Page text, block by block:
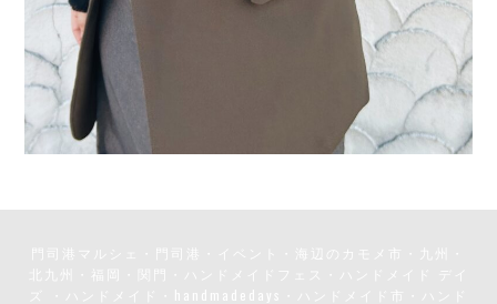
門司港マルシェ・門司港・イベント・海辺のカモメ市・九州・
ズ ・ハンドメイド・handmadedays・ハンドメイド市・ハンド